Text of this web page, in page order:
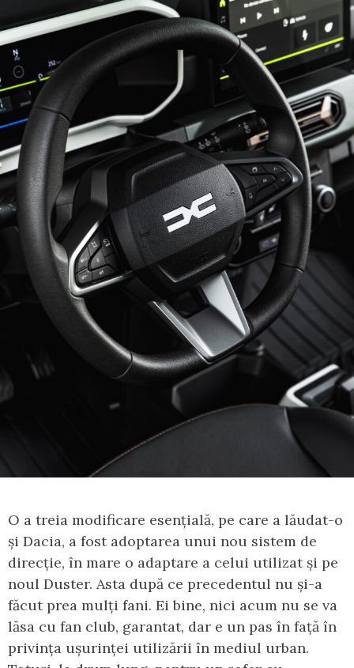
O a treia modificare esențială, pe care a lăudat-o
și Dacia, a fost adoptarea unui nou sistem de
direcție, în mare o adaptare a celui utilizat și pe
noul Duster. Asta după ce precedentul nu și-a
făcut prea mulți fani. Ei bine, nici acum nu se va
lăsa cu fan club, garantat, dar e un pas în față în
privința ușurinței utilizării în mediul urban.